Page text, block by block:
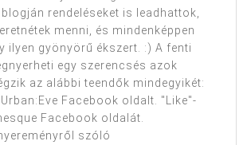
rendeléseket is leadhattok,
menni, és mindenképpen
ilyen gyönyörű ékszert. :) A fenti
egy szerencsés azok
az alábbi teendők mindegyikét:
Facebook oldalt. "Like"-
Facebook oldalát.
szóló